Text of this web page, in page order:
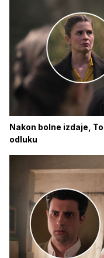
Nakon bolne izdaje,
odluku